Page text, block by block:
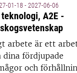
01-18 - 2027-06-06
A2E -
arbete är ett
fördjupade
och